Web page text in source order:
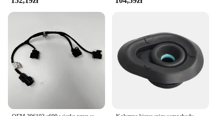
The ease of installation and the set's compatibility
with a variety of vehicles make it an ideal choice for
performance and handling.